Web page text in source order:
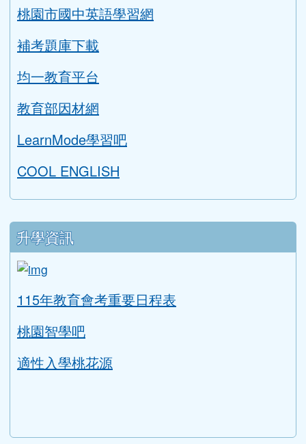
中小學線上學習平臺
桃園市國中英語學習網
補考題庫下載
均一教育平台
教育部因材網
LearnMode學習吧
COOL ENGLISH
升學資訊
link to https://tyc.entry.edu.tw/
ink to https://tyc.entry.edu.tw/NoExamImitate_TL/
115年教育會考重要日程表
桃園智學吧